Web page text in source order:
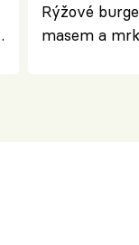
Rýžové
masem a